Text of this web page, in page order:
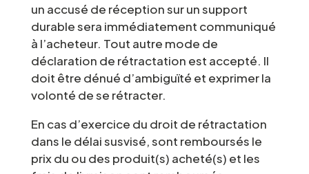
un accusé de réception sur un support
durable sera immédiatement communiqué
à l’acheteur. Tout autre mode de
déclaration de rétractation est accepté. Il
doit être dénué d’ambiguïté et exprimer la
volonté de se rétracter.
En cas d’exercice du droit de rétractation
dans le délai susvisé, sont remboursés le
prix du ou des produit(s) acheté(s) et les